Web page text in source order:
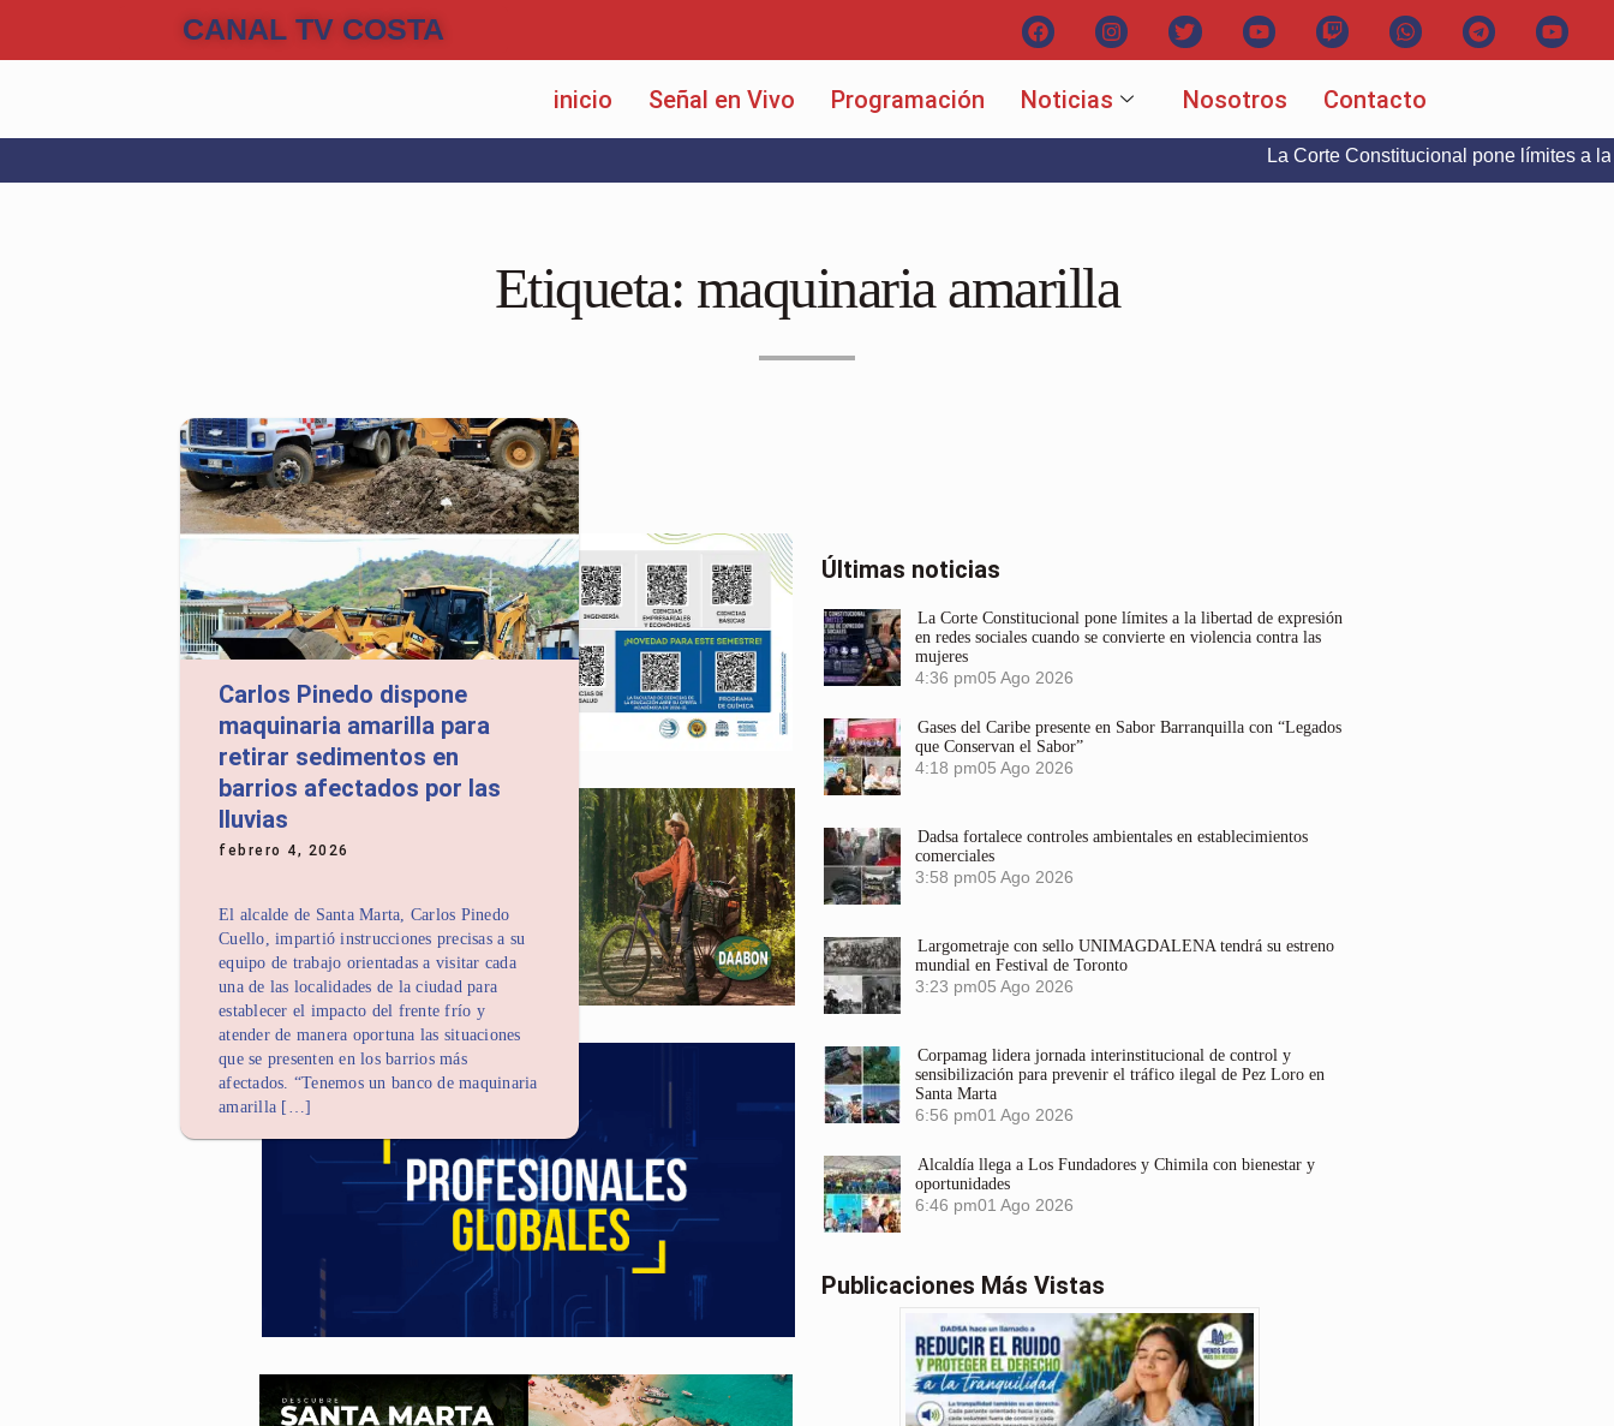
CANAL TV COSTA
inicio Señal en Vivo Programación Noticias Nosotros Contacto
La Corte Constitucional pone límites a la libertad
Etiqueta: maquinaria amarilla
Carlos Pinedo dispone
maquinaria amarilla para
retirar sedimentos en
barrios afectados por las
lluvias
febrero 4, 2026
El alcalde de Santa Marta, Carlos Pinedo
Cuello, impartió instrucciones precisas a su
equipo de trabajo orientadas a visitar cada
una de las localidades de la ciudad para
establecer el impacto del frente frío y
atender de manera oportuna las situaciones
que se presenten en los barrios más
afectados. “Tenemos un banco de maquinaria
amarilla […]
Últimas noticias
La Corte Constitucional pone límites a la libertad de expresión
en redes sociales cuando se convierte en violencia contra las
mujeres
4:36 pm05 Ago 2026
Gases del Caribe presente en Sabor Barranquilla con “Legados
que Conservan el Sabor”
4:18 pm05 Ago 2026
Dadsa fortalece controles ambientales en establecimientos
comerciales
3:58 pm05 Ago 2026
Largometraje con sello UNIMAGDALENA tendrá su estreno
mundial en Festival de Toronto
3:23 pm05 Ago 2026
Corpamag lidera jornada interinstitucional de control y
sensibilización para prevenir el tráfico ilegal de Pez Loro en
Santa Marta
6:56 pm01 Ago 2026
Alcaldía llega a Los Fundadores y Chimila con bienestar y
oportunidades
6:46 pm01 Ago 2026
Publicaciones Más Vistas